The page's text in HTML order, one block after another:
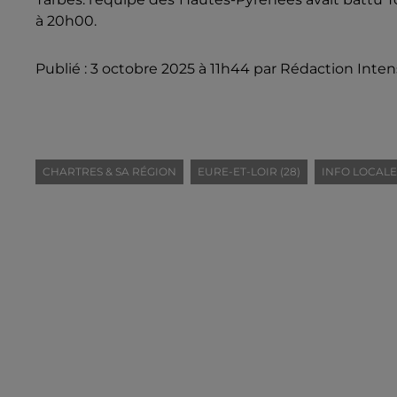
à 20h00.
Publié : 3 octobre 2025 à 11h44 par Rédaction
CHARTRES & SA RÉGION EURE-ET-LOIR (28) INFO LOCALE